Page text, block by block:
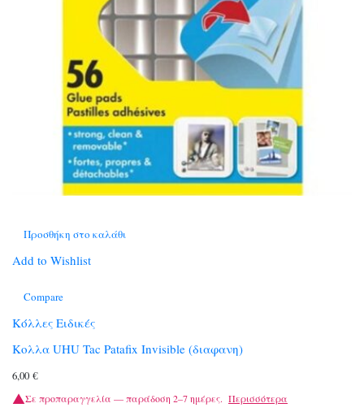
Προσθήκη στο καλάθι
Add to Wishlist
Compare
Κόλλες Ειδικές
Κολλα UHU Tac Patafix Invisible (διαφανη)
6,00 €
Σε προπαραγγελία — παράδοση 2–7 ημέρες. Περισσότερα